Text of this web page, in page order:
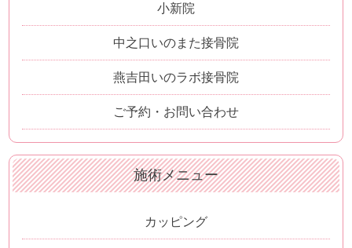
小新院
中之口いのまた接骨院
燕吉田いのラボ接骨院
ご予約・お問い合わせ
施術メニュー
カッピング